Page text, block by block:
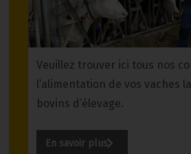
Veuillez trouver ici tous nos
l‘alimentation de vos vaches
bovins d’élevage.
En savoir plus